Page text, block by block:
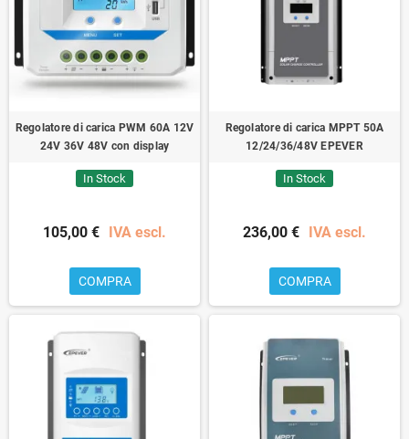
Regolatore di carica PWM 60A 12V
24V 36V 48V con display
In Stock
105,00 € IVA escl.
COMPRA
Regolatore di carica MPPT 50A
12/24/36/48V EPEVER
In Stock
236,00 € IVA escl.
COMPRA